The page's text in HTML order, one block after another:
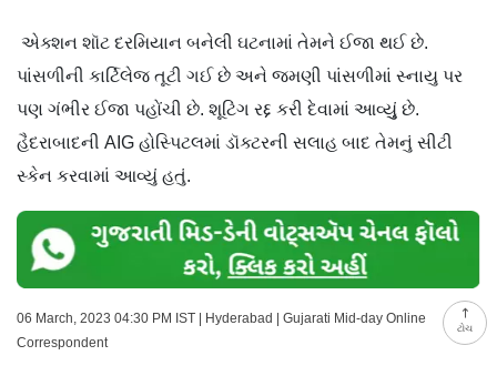
ટોચ
એક્શન શૉટ દરમિયાન બનેલી ઘટનામાં તેમને ઈજા થઈ છે.
પાંસળીની કાર્ટિલેજ તૂટી ગઈ છે અને જમણી પાંસળીમાં સ્નાયુ પર
પણ ગંભીર ઈજા પહોંચી છે. શૂટિંગ રદ્દ કરી દેવામાં આવ્યુું છે.
હૈદરાબાદની AIG હોસ્પિટલમાં ડૉક્ટરની સલાહ બાદ તેમનું સીટી
સ્કેન કરવામાં આવ્યું હતું.
06 March, 2023 04:30 PM IST | Hyderabad | Gujarati Mid-day Online
Correspondent